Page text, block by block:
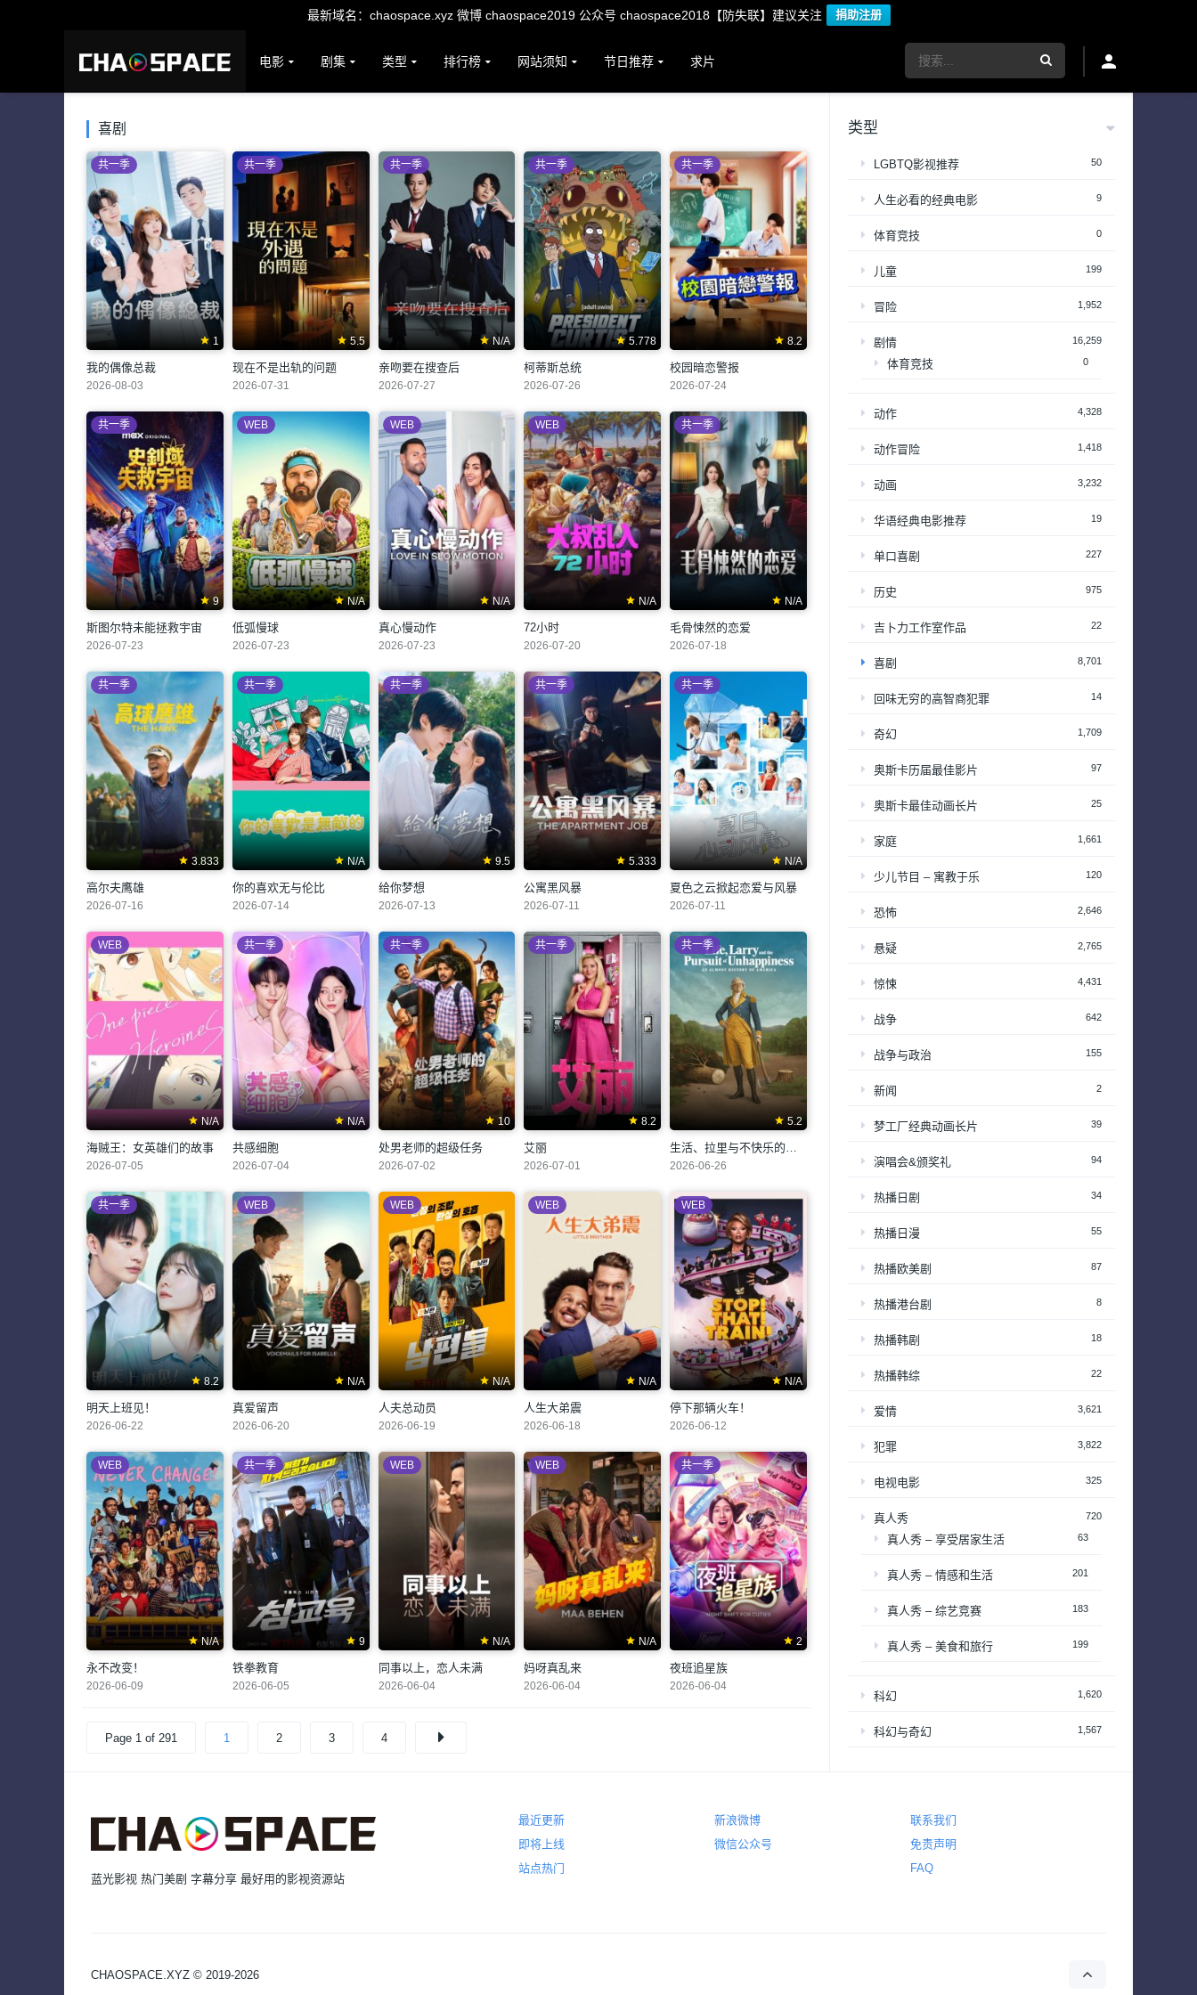
最新域名：chaospace.xyz 微博 chaospace2019 公众号 chaospace2018【防失联】建议关注 捐助注册
电影 剧集 类型 排行榜 网站须知 节日推荐 求片
喜剧
1
共一季
我的偶像总裁
2026-08-03
5.5
共一季
现在不是出轨的问题
2026-07-31
N/A
共一季
亲吻要在搜查后
2026-07-27
5.778
共一季
柯蒂斯总统
2026-07-26
8.2
共一季
校园暗恋警报
2026-07-24
9
共一季
斯图尔特未能拯救宇宙
2026-07-23
N/A
WEB
低弧慢球
2026-07-23
N/A
WEB
真心慢动作
2026-07-23
N/A
WEB
72小时
2026-07-20
N/A
共一季
毛骨悚然的恋爱
2026-07-18
3.833
共一季
高尔夫鹰雄
2026-07-16
N/A
共一季
你的喜欢无与伦比
2026-07-14
9.5
共一季
给你梦想
2026-07-13
5.333
共一季
公寓黑风暴
2026-07-11
N/A
共一季
夏色之云掀起恋爱与风暴
2026-07-11
N/A
WEB
海贼王：女英雄们的故事
2026-07-05
N/A
共一季
共感细胞
2026-07-04
10
共一季
处男老师的超级任务
2026-07-02
8.2
共一季
艾丽
2026-07-01
5.2
共一季
生活、拉里与不快乐的追求：一部美国史
2026-06-26
8.2
共一季
明天上班见！
2026-06-22
N/A
WEB
真爱留声
2026-06-20
N/A
WEB
人夫总动员
2026-06-19
N/A
WEB
人生大弟震
2026-06-18
N/A
WEB
停下那辆火车！
2026-06-12
N/A
WEB
永不改变！
2026-06-09
9
共一季
铁拳教育
2026-06-05
N/A
WEB
同事以上，恋人未满
2026-06-04
N/A
WEB
妈呀真乱来
2026-06-04
2
共一季
夜班追星族
2026-06-04
Page 1 of 291 1 2 3 4
类型
LGBTQ影视推荐 50
人生必看的经典电影 9
体育竞技 0
儿童 199
冒险 1,952
剧情 16,259
体育竞技 0
动作 4,328
动作冒险 1,418
动画 3,232
华语经典电影推荐 19
单口喜剧 227
历史 975
吉卜力工作室作品 22
喜剧 8,701
回味无穷的高智商犯罪 14
奇幻 1,709
奥斯卡历届最佳影片 97
奥斯卡最佳动画长片 25
家庭 1,661
少儿节目 – 寓教于乐 120
恐怖 2,646
悬疑 2,765
惊悚 4,431
战争 642
战争与政治 155
新闻 2
梦工厂经典动画长片 39
演唱会&颁奖礼 94
热播日剧 34
热播日漫 55
热播欧美剧 87
热播港台剧 8
热播韩剧 18
热播韩综 22
爱情 3,621
犯罪 3,822
电视电影 325
真人秀 720
真人秀 – 享受居家生活 63
真人秀 – 情感和生活 201
真人秀 – 综艺竞赛 183
真人秀 – 美食和旅行 199
科幻 1,620
科幻与奇幻 1,567
纪录片 – 科学自然与生态
185
最近更新
即将上线
站点热门
新浪微博
微信公众号
联系我们
免责声明
FAQ
蓝光影视 热门美剧 字幕分享 最好用的影视资源站
CHAOSPACE.XYZ © 2019-2026